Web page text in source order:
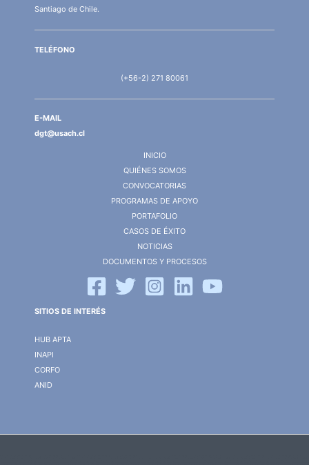
Santiago de Chile.
TELÉFONO
(+56-2) 271 80061
E-MAIL
dgt@usach.cl
INICIO
QUIÉNES SOMOS
CONVOCATORIAS
PROGRAMAS DE APOYO
PORTAFOLIO
CASOS DE ÉXITO
NOTICIAS
DOCUMENTOS Y PROCESOS
SITIOS DE INTERÉS
HUB APTA
INAPI
CORFO
ANID